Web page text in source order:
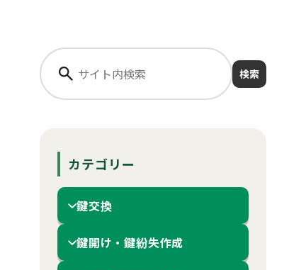
検索
カテゴリー
鍵交換
鍵開け・鍵紛失作成